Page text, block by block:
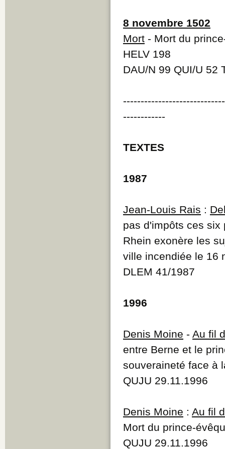
8 novembre 1502
Mort - Mort du
HELV 198
DAU/N 99 QUI/U 52
------------
TEXTES
1987
Jean-Louis Rais :
pas d'impôts ces six
Rhein exonère les
ville incendiée le 16
DLEM 41/1987
1996
Denis Moine - Au fil
entre Berne et le
souveraineté face à
QUJU 29.11.1996
Denis Moine : Au fil
Mort du prince-
QUJU 29.11.1996